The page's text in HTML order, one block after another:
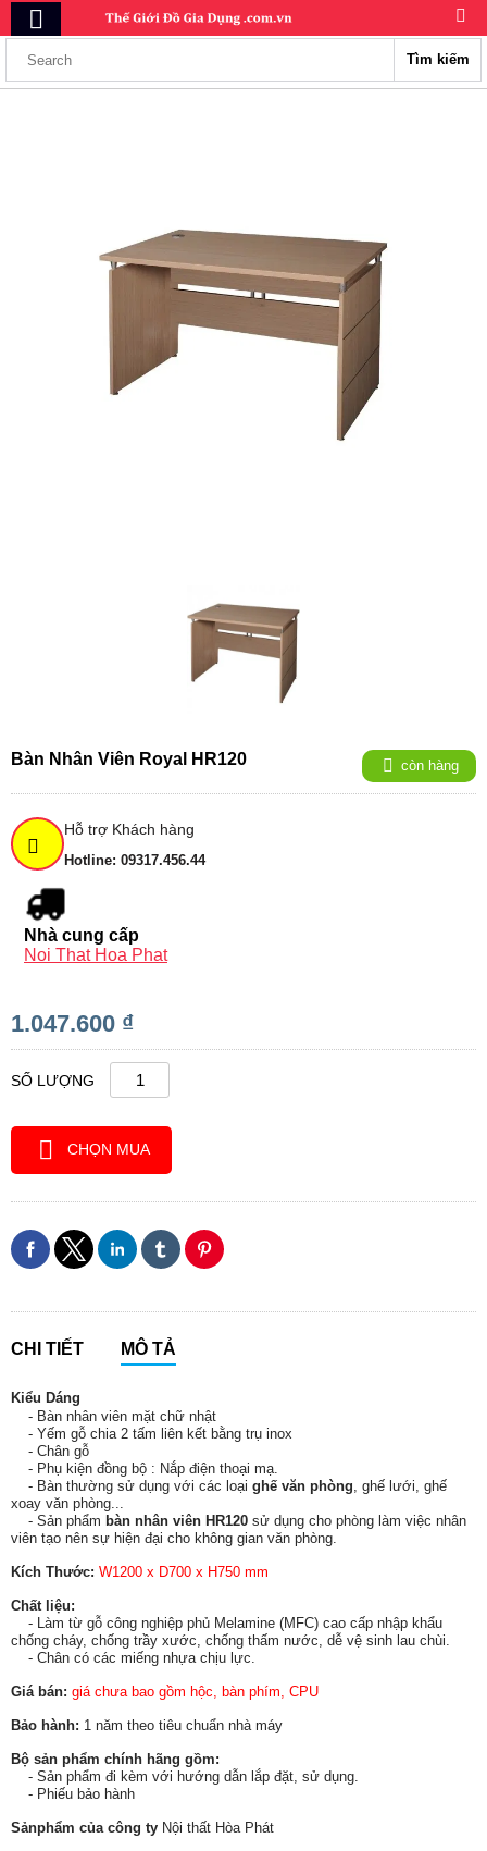
Tìm kiếm
Bàn Nhân Viên Royal HR120 còn hàng
Hỗ trợ Khách hàng
Hotline: 09317.456.44
Nhà cung cấp
Noi That Hoa Phat
1.047.600 ₫
SỐ LƯỢNG
CHỌN MUA
CHI TIẾT MÔ TẢ
Kiểu Dáng
- Bàn nhân viên mặt chữ nhật
- Yếm gỗ chia 2 tấm liên kết bằng trụ inox
- Chân gỗ
- Phụ kiện đồng bộ : Nắp điện thoại mạ.
- Bàn thường sử dụng với các loại ghế văn phòng, ghế lưới, ghế
xoay văn phòng...
- Sản phẩm bàn nhân viên HR120 sử dụng cho phòng làm việc nhân
viên tạo nên sự hiện đại cho không gian văn phòng.
Kích Thước: W1200 x D700 x H750 mm
Chất liệu:
- Làm từ gỗ công nghiệp phủ Melamine (MFC) cao cấp nhập khẩu
chống cháy, chống trầy xước, chống thấm nước, dễ vệ sinh lau chùi.
- Chân có các miếng nhựa chịu lực.
Giá bán: giá chưa bao gồm hộc, bàn phím, CPU
Bảo hành: 1 năm theo tiêu chuẩn nhà máy
Bộ sản phẩm chính hãng gồm:
- Sản phẩm đi kèm với hướng dẫn lắp đặt, sử dụng.
- Phiếu bảo hành
Sảnphẩm của công ty Nội thất Hòa Phát